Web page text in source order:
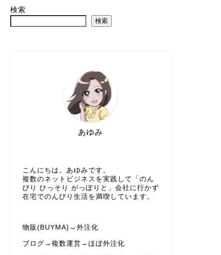
検索
検索
あゆみ
こんにちは。あゆみです。
複数のネットビジネスを実践して「のん
びり ひっそり がっぽりと」会社に行かず
在宅でのんびり生活を満喫しています。
物販(BUYMA)→外注化
ブログ→複数運営→ほぼ外注化